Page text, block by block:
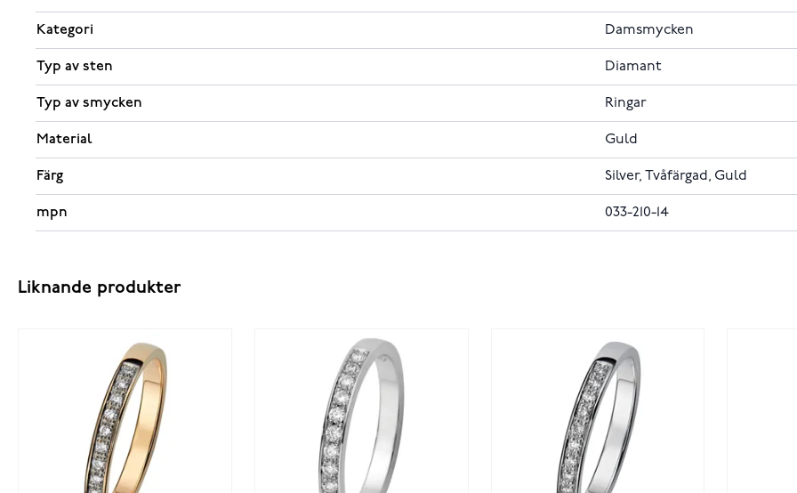
Kategori Damsmycken
Typ av sten Diamant
Typ av smycken Ringar
Material Guld
Färg Silver, Tvåfärgad, Guld
mpn 033-210-14
Liknande produkter